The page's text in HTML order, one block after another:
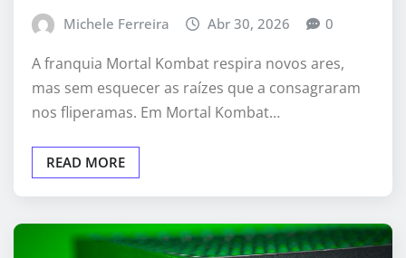
Michele Ferreira Abr 30, 2026 0
A franquia Mortal Kombat respira novos ares,
mas sem esquecer as raízes que a consagraram
nos fliperamas. Em Mortal Kombat…
READ MORE